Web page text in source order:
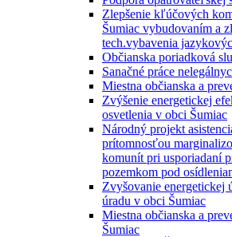
Zlepšenie kľúčových
Šumiac vybudovaním a
tech.vybavenia
Občianska poriadková
Sanačné práce
Miestna občianska a
Zvýšenie energetickej
osvetlenia v obci Šumiac
Národný projekt
prítomnosťou
komunít pri usporiadaní
pozemkom pod
Zvyšovanie energetickej
úradu v obci Šumiac
Miestna občianska a
Šumiac